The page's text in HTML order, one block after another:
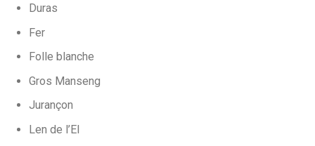
Duras
Fer
Folle blanche
Gros Manseng
Jurançon
Len de l’El